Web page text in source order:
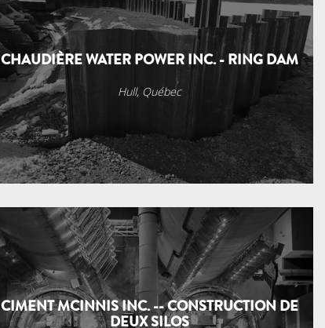
CHAUDIÈRE WATER POWER INC. - RING DAM
Hull, Québec
CIMENT MCINNIS INC. -- CONSTRUCTION DE
DEUX SILOS